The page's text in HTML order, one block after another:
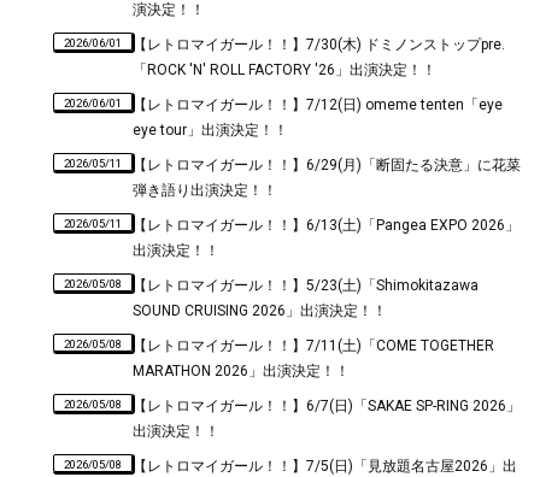
演決定！！
2026/06/01
【レトロマイガール！！】7/30(木) ドミノンストップpre.
「ROCK 'N' ROLL FACTORY '26」出演決定！！
2026/06/01
【レトロマイガール！！】7/12(日) omeme tenten「eye
eye tour」出演決定！！
2026/05/11
【レトロマイガール！！】6/29(月)「断固たる決意」に花菜
弾き語り出演決定！！
2026/05/11
【レトロマイガール！！】6/13(土)「Pangea EXPO 2026」
出演決定！！
2026/05/08
【レトロマイガール！！】5/23(土)「Shimokitazawa
SOUND CRUISING 2026」出演決定！！
2026/05/08
【レトロマイガール！！】7/11(土)「COME TOGETHER
MARATHON 2026」出演決定！！
2026/05/08
【レトロマイガール！！】6/7(日)「SAKAE SP-RING 2026」
出演決定！！
2026/05/08
【レトロマイガール！！】7/5(日)「見放題名古屋2026」出